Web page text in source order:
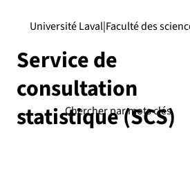
Service de
consultation
statistique (SCS)
|
Université Laval Faculté des